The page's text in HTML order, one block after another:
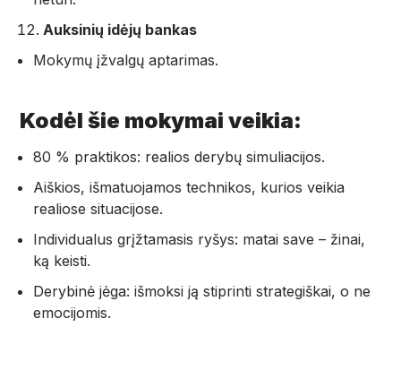
Auksinių idėjų bankas
Mokymų įžvalgų aptarimas.
Kodėl šie mokymai veikia:
80 % praktikos: realios derybų simuliacijos.
Aiškios, išmatuojamos technikos, kurios veikia
realiose situacijose.
Individualus grįžtamasis ryšys: matai save – žinai,
ką keisti.
Derybinė jėga: išmoksi ją stiprinti strategiškai, o ne
emocijomis.